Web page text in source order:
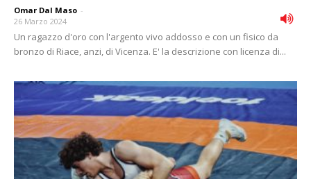
Omar Dal Maso -
26 Marzo 2024
Un ragazzo d'oro con l'argento vivo addosso e con un fisico da
bronzo di Riace, anzi, di Vicenza. E' la descrizione con licenza di...